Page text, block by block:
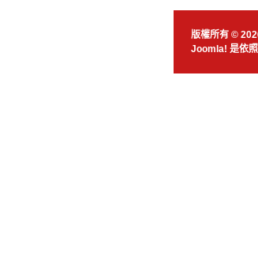
版權所有 ©
Joomla! 是依照